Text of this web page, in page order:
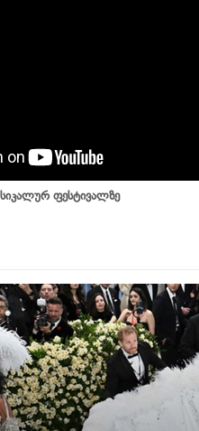
ფესტივალზე